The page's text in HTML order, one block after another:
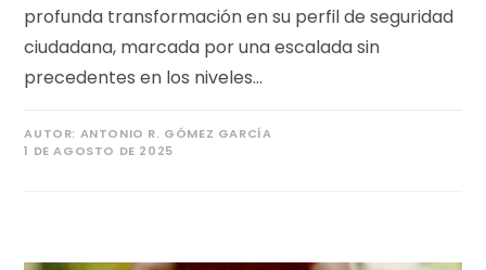
profunda transformación en su perfil de seguridad
ciudadana, marcada por una escalada sin
precedentes en los niveles…
AUTOR: ANTONIO R. GÓMEZ GARCÍA
1 DE AGOSTO DE 2025